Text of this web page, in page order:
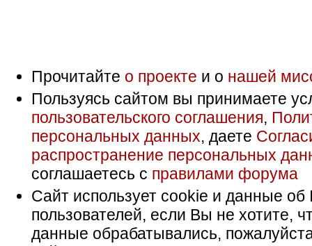
Прочитайте о проекте и о нашей
Пользуясь сайтом вы принимаете
пользовательского соглашения,
персональных данных, даете
распространение персональных
соглашаетесь с правилами форума
Сайт использует cookie и данные об
пользователей, если Вы не хотите,
данные обрабатывались,